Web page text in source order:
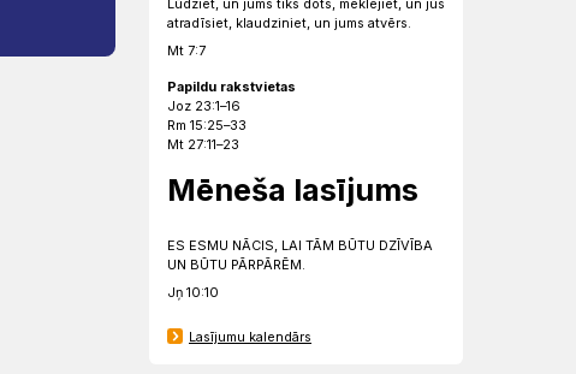
atradīsiet, klaudziniet, un jums atvērs.
Mt 7:7
Papildu rakstvietas
Joz 23:1–16
Rm 15:25–33
Mt 27:11–23
Mēneša lasījums
ES ESMU NĀCIS, LAI TĀM BŪTU DZĪVĪBA
UN BŪTU PĀRPĀRĒM.
Jņ 10:10
Lasījumu kalendārs